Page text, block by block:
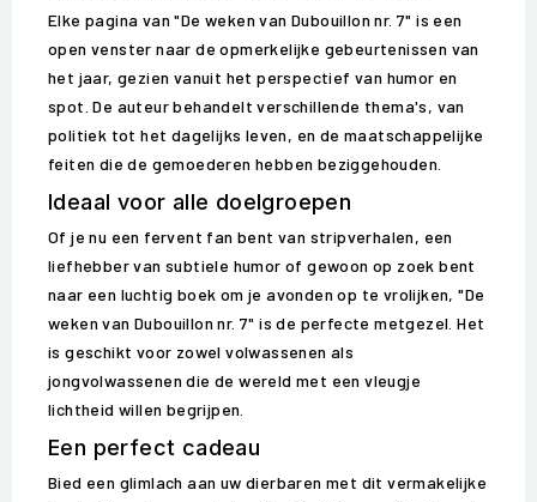
Elke pagina van "De weken van Dubouillon nr. 7" is een
open venster naar de opmerkelijke gebeurtenissen van
het jaar, gezien vanuit het perspectief van humor en
spot. De auteur behandelt verschillende thema's, van
politiek tot het dagelijks leven, en de maatschappelijke
feiten die de gemoederen hebben beziggehouden.
Ideaal voor alle doelgroepen
Of je nu een fervent fan bent van stripverhalen, een
liefhebber van subtiele humor of gewoon op zoek bent
naar een luchtig boek om je avonden op te vrolijken, "De
weken van Dubouillon nr. 7" is de perfecte metgezel. Het
is geschikt voor zowel volwassenen als
jongvolwassenen die de wereld met een vleugje
lichtheid willen begrijpen.
Een perfect cadeau
Bied een glimlach aan uw dierbaren met dit vermakelijke